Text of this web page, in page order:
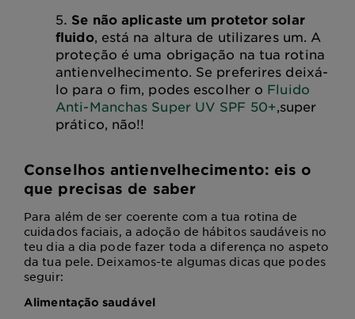
Se não aplicaste um protetor solar
fluido, está na altura de utilizares um. A
proteção é uma obrigação na tua rotina
antienvelhecimento. Se preferires deixá-
lo para o fim, podes escolher o Fluido
Anti-Manchas Super UV SPF 50+,super
prático, não!!
Conselhos antienvelhecimento: eis o
que precisas de saber
Para além de ser coerente com a tua rotina de
cuidados faciais, a adoção de hábitos saudáveis no
teu dia a dia pode fazer toda a diferença no aspeto
da tua pele. Deixamos-te algumas dicas que podes
seguir:
Alimentação saudável